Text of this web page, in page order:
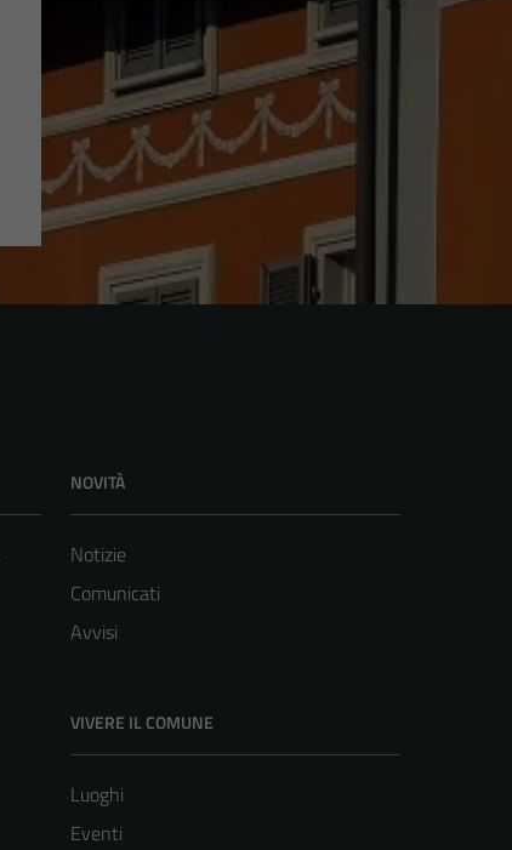
NOVITÀ
Notizie
Comunicati
Avvisi
VIVERE IL COMUNE
Luoghi
Eventi